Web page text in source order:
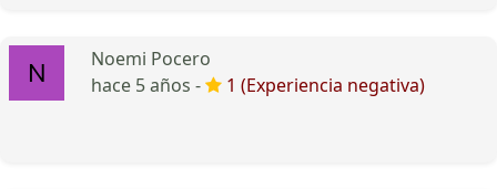
Noemi Pocero
hace 5 años -
1 (Experiencia negativa)